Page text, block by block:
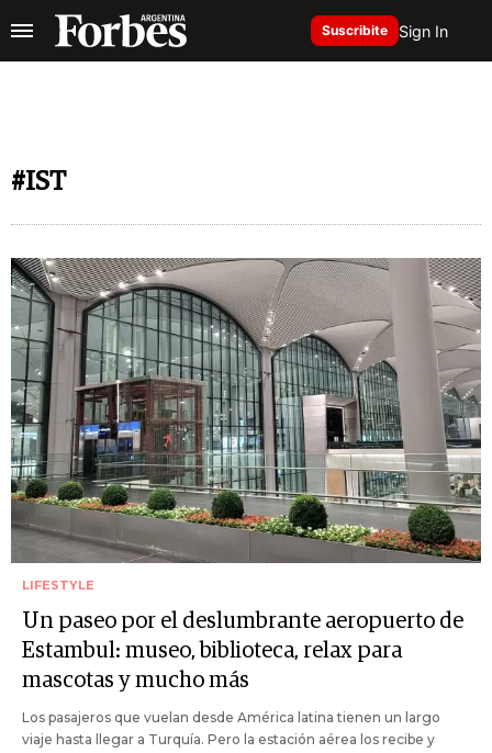
Suscribite Sign In
#IST
LIFESTYLE
Un paseo por el deslumbrante aeropuerto de
Estambul: museo, biblioteca, relax para
mascotas y mucho más
Los pasajeros que vuelan desde América latina tienen un largo
viaje hasta llegar a Turquía. Pero la estación aérea los recibe y